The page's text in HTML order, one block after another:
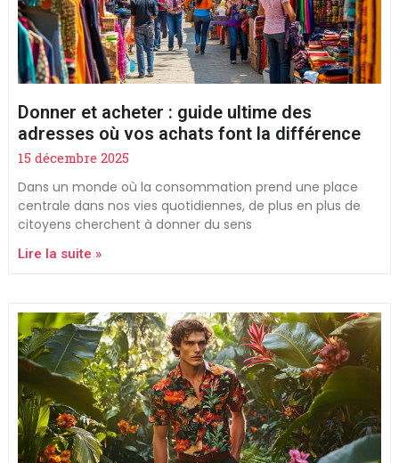
Donner et acheter : guide ultime des
adresses où vos achats font la différence
15 décembre 2025
Dans un monde où la consommation prend une place
centrale dans nos vies quotidiennes, de plus en plus de
citoyens cherchent à donner du sens
Lire la suite »